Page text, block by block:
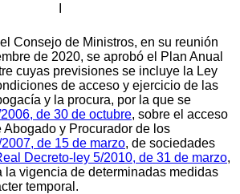
Consejo de Ministros, en su reunión
de 2020, se aprobó el Plan Anual
cuyas previsiones se incluye la Ley
de acceso y ejercicio de las
y la procura, por la que se
de 30 de octubre, sobre el acceso
y Procurador de los
2007, de 15 de marzo, de sociedades
Decreto-ley 5/2010, de 31 de marzo,
la vigencia de determinadas medidas
temporal.